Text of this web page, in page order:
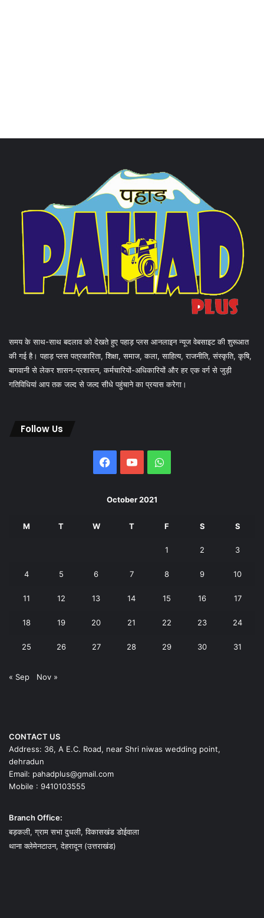
समय के साथ-साथ बदलाव को देखते हुए पहाड़ प्लस आनलाइन न्यूज वेबसाइट की शुरूआत
की गई है। पहाड़ प्लस पत्रकारिता, शिक्षा, समाज, कला, साहित्य, राजनीति, संस्कृति, कृषि,
बागवानी से लेकर शासन-प्रशासन, कर्मचारियों-अधिकारियों और हर एक वर्ग से जुड़ी
गतिविधियां आप तक जल्द से जल्द सीधे पहुंचाने का प्रयास करेगा।
Follow Us
FacebookYouTubeWhatsApp
October 2021
M T W T F S S
1 2 3
4 5 6 7 8 9 10
11 12 13 14 15 16 17
18 19 20 21 22 23 24
25 26 27 28 29 30 31
« Sep Nov »
CONTACT US
Address: 36, A E.C. Road, near Shri niwas wedding point,
dehradun
Email: pahadplus@gmail.com
Mobile : 9410103555
Branch Office:
बड़कली, ग्राम सभा दुधली, विकासखंड डोईवाला
थाना क्लेमेनटाउन, देहरादून (उत्तराखंड)